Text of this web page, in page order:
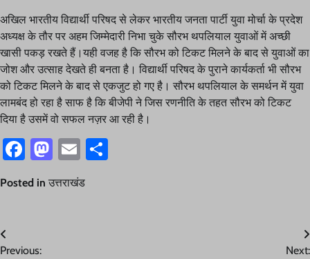
अखिल भारतीय विद्यार्थी परिषद से लेकर भारतीय जनता पार्टी युवा मोर्चा के प्रदेश
अध्यक्ष के तौर पर अहम जिम्मेदारी निभा चुके सौरभ थपलियाल युवाओं में अच्छी
खासी पकड़ रखते हैं।यही वजह है कि सौरभ को टिकट मिलने के बाद से युवाओं का
जोश और उत्साह देखते ही बनता है। विद्यार्थी परिषद के पुराने कार्यकर्ता भी सौरभ
को टिकट मिलने के बाद से एकजुट हो गए है। सौरभ थपलियाल के समर्थन में युवा
लामबंद हो रहा है साफ है कि बीजेपी ने जिस रणनीति के तहत सौरभ को टिकट
दिया है उसमें वो सफल नज़र आ रही है।
Facebook
Mastodon
Email
Posted in उत्तराखंड
Post
Previous:
Next: